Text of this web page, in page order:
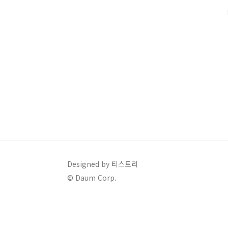
차세대 나라장터는 디지털 전환에 발맞춰 대대적인 개
Designed by 티스토리
© Daum Corp.